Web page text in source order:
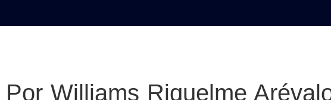
Por Williams Riquelme